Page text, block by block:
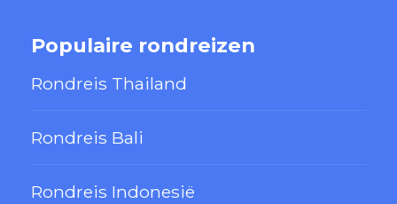
Populaire rondreizen
Rondreis Thailand
Rondreis Bali
Rondreis Indonesië